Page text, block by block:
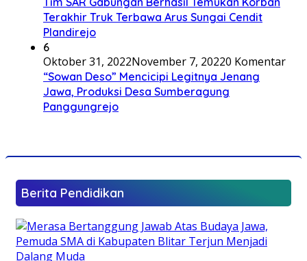
Terakhir Truk Terbawa Arus Sungai Cendit
Plandirejo
6
Oktober 31, 2022November 7, 20220 Komentar
“Sowan Deso” Mencicipi Legitnya Jenang
Jawa, Produksi Desa Sumberagung
Panggungrejo
Berita Pendidikan